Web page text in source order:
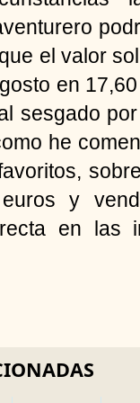
el valor
en
sesgado
he
y
en las